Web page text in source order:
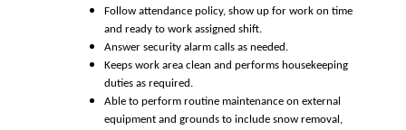
Follow attendance policy, show up for work on time
and ready to work assigned shift.
Answer security alarm calls as needed.
Keeps work area clean and performs housekeeping
duties as required.
Able to perform routine maintenance on external
equipment and grounds to include snow removal,